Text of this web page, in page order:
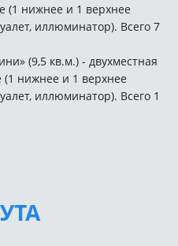
(1 нижнее и 1 верхнее
иллюминатор). Всего 7
(9,5 кв.м.) - двухместная
(1 нижнее и 1 верхнее
иллюминатор). Всего 1